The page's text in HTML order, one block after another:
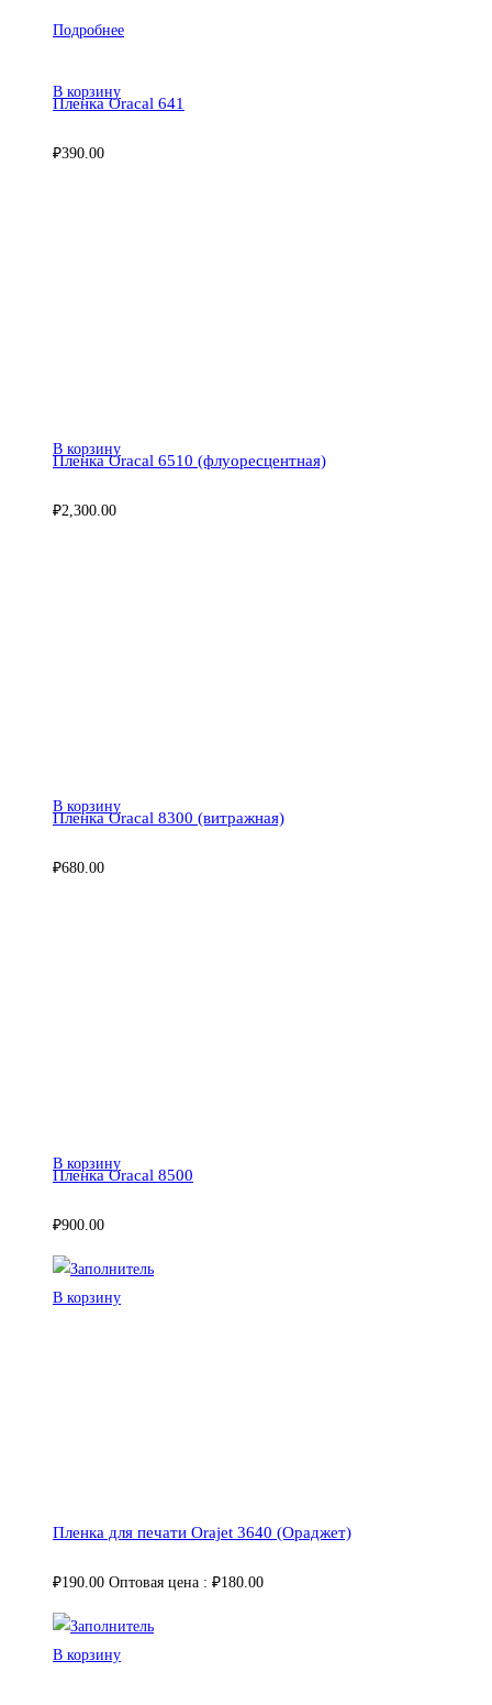
Подробнее
В корзину
Пленка Oracal 641
₽390.00
В корзину
Пленка Oracal 6510 (флуоресцентная)
₽2,300.00
В корзину
Пленка Oracal 8300 (витражная)
₽680.00
В корзину
Пленка Oracal 8500
₽900.00
В корзину
Пленка для печати Orajet 3640 (Ораджет)
₽190.00 Оптовая цена : ₽180.00
В корзину